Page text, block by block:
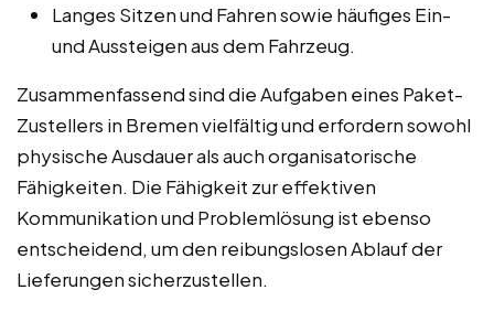
Langes Sitzen und Fahren sowie häufiges Ein-
und Aussteigen aus dem Fahrzeug.
Zusammenfassend sind die Aufgaben eines Paket-
Zustellers in Bremen vielfältig und erfordern sowohl
physische Ausdauer als auch organisatorische
Fähigkeiten. Die Fähigkeit zur effektiven
Kommunikation und Problemlösung ist ebenso
entscheidend, um den reibungslosen Ablauf der
Lieferungen sicherzustellen.